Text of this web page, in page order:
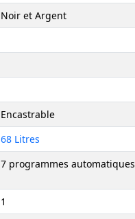
Noir et Argent
Encastrable
68 Litres
7 programmes automatiques
1